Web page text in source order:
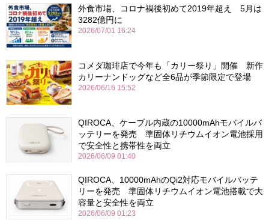
外食市場、コロナ禍後初めて2019年超え 5月は
3282億円に
2026/07/01 16:24
コメダ珈琲店で今年も「カリー祭り」開催 新作
カリーナンドッグなど全6品が季節限定で登場
2026/06/16 15:52
QIROCA、ケーブル内蔵の10000mAhモバイルバ
ッテリーを発売 準固体リチウムイオン電池採用
で安全性と携帯性を両立
2026/06/09 01:40
QIROCA、10000mAhのQi2対応モバイルバッテ
リーを発売 準固体リチウムイオン電池搭載で大
容量と安全性を両立
2026/06/09 01:23